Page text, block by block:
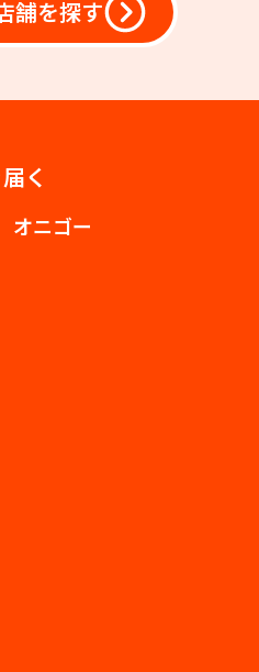
舗を探す
く
オニゴー